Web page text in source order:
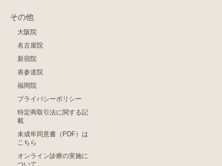
その他
大阪院
名古屋院
新宿院
表参道院
福岡院
プライバシーポリシー
特定商取引法に関する記
載
未成年同意書（PDF）は
こちら
オンライン診療の実施に
ついて